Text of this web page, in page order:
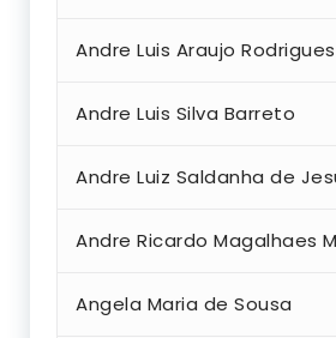
Andre Luis Araujo Rodrigues
Andre Luis Silva Barreto
Andre Luiz Saldanha de
Andre Ricardo Magalhaes
Angela Maria de Sousa